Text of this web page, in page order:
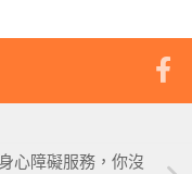
心障礙服務，你沒